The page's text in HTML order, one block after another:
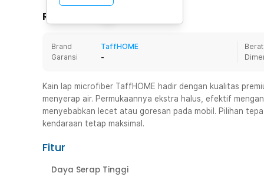
Senin - Jumat
Senin -
Toko Jakarta Barat
Senin -
Toko Tangerang
Toko Cikupa
Pick n Go Jakarta Barat
Senin -
Senin - Jumat
Rincian Produk
Brand
TaffHOME
Garansi
-
Kain lap microfiber TaffHOME hadir dengan kualitas
menyerap air. Permukaannya ekstra halus, efektif
menyebabkan lecet atau goresan pada mobil. Pilihan
kendaraan tetap maksimal.
Fitur
Daya Serap Tinggi